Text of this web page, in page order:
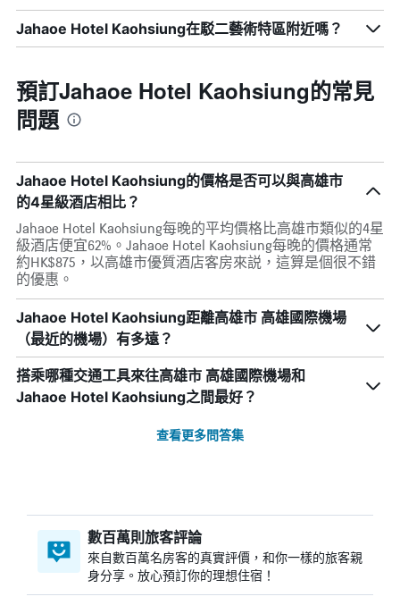
Jahaoe Hotel Kaohsiung在駁二藝術特區附近嗎？
預訂Jahaoe Hotel Kaohsiung的常見
問題
Jahaoe Hotel Kaohsiung的價格是否可以與高雄市
的4星級酒店相比？
Jahaoe Hotel Kaohsiung每晚的平均價格比高雄市類似的4星
級酒店便宜62%。Jahaoe Hotel Kaohsiung每晚的價格通常
約HK$875，以高雄市優質酒店客房來説，這算是個很不錯
的優惠。
Jahaoe Hotel Kaohsiung距離高雄市 高雄國際機場
（最近的機場）有多遠？
搭乘哪種交通工具來往高雄市 高雄國際機場和
Jahaoe Hotel Kaohsiung之間最好？
查看更多問答集
數百萬則旅客評論
來自數百萬名房客的真實評價，和你一樣的旅客親
身分享。放心預訂你的理想住宿！